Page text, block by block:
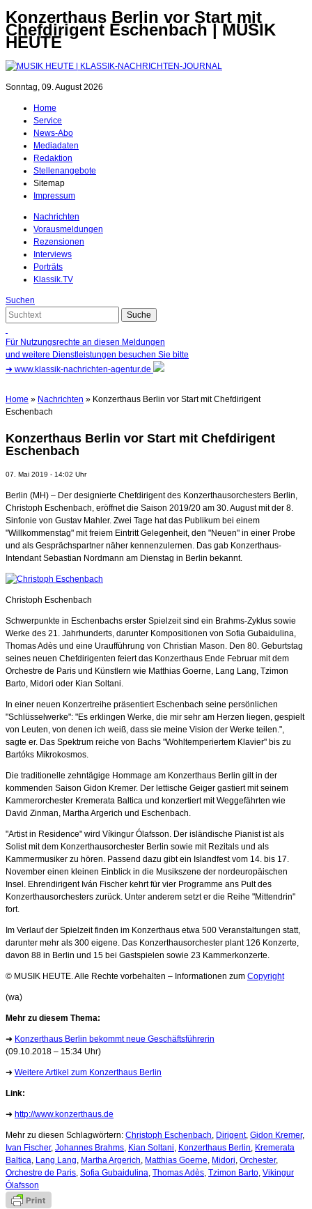
Konzerthaus Berlin vor Start mit
Chefdirigent Eschenbach | MUSIK
HEUTE
Sonntag, 09. August 2026
Home
Service
News-Abo
Mediadaten
Redaktion
Stellenangebote
Sitemap
Impressum
Nachrichten
Vorausmeldungen
Rezensionen
Interviews
Porträts
Klassik.TV
Suchen
Für Nutzungsrechte an diesen Meldungen
und weitere Dienstleistungen besuchen Sie bitte
➜ www.klassik-nachrichten-agentur.de
Home » Nachrichten » Konzerthaus Berlin vor Start mit Chefdirigent
Eschenbach
Konzerthaus Berlin vor Start mit Chefdirigent
Eschenbach
07. Mai 2019 - 14:02 Uhr
Berlin (MH) – Der designierte Chefdirigent des Konzerthausorchesters Berlin,
Christoph Eschenbach, eröffnet die Saison 2019/20 am 30. August mit der 8.
Sinfonie von Gustav Mahler. Zwei Tage hat das Publikum bei einem
"Willkommenstag" mit freiem Eintritt Gelegenheit, den "Neuen" in einer Probe
und als Gesprächspartner näher kennenzulernen. Das gab Konzerthaus-
Intendant Sebastian Nordmann am Dienstag in Berlin bekannt.
Christoph Eschenbach
Schwerpunkte in Eschenbachs erster Spielzeit sind ein Brahms-Zyklus sowie
Werke des 21. Jahrhunderts, darunter Kompositionen von Sofia Gubaidulina,
Thomas Adès und eine Uraufführung von Christian Mason. Den 80. Geburtstag
seines neuen Chefdirigenten feiert das Konzerthaus Ende Februar mit dem
Orchestre de Paris und Künstlern wie Matthias Goerne, Lang Lang, Tzimon
Barto, Midori oder Kian Soltani.
In einer neuen Konzertreihe präsentiert Eschenbach seine persönlichen
"Schlüsselwerke": "Es erklingen Werke, die mir sehr am Herzen liegen, gespielt
von Leuten, von denen ich weiß, dass sie meine Vision der Werke teilen.",
sagte er. Das Spektrum reiche von Bachs "Wohltemperiertem Klavier" bis zu
Bartóks Mikrokosmos.
Die traditionelle zehntägige Hommage am Konzerthaus Berlin gilt in der
kommenden Saison Gidon Kremer. Der lettische Geiger gastiert mit seinem
Kammerorchester Kremerata Baltica und konzertiert mit Weggefährten wie
David Zinman, Martha Argerich und Eschenbach.
"Artist in Residence" wird Víkingur Ólafsson. Der isländische Pianist ist als
Solist mit dem Konzerthausorchester Berlin sowie mit Rezitals und als
Kammermusiker zu hören. Passend dazu gibt ein Islandfest vom 14. bis 17.
November einen kleinen Einblick in die Musikszene der nordeuropäischen
Insel. Ehrendirigent Iván Fischer kehrt für vier Programme ans Pult des
Konzerthausorchesters zurück. Unter anderem setzt er die Reihe "Mittendrin"
fort.
Im Verlauf der Spielzeit finden im Konzerthaus etwa 500 Veranstaltungen statt,
darunter mehr als 300 eigene. Das Konzerthausorchester plant 126 Konzerte,
davon 88 in Berlin und 15 bei Gastspielen sowie 23 Kammerkonzerte.
© MUSIK HEUTE. Alle Rechte vorbehalten – Informationen zum Copyright
(wa)
Mehr zu diesem Thema:
➜ Konzerthaus Berlin bekommt neue Geschäftsführerin
(09.10.2018 – 15:34 Uhr)
➜ Weitere Artikel zum Konzerthaus Berlin
Link:
➜ http://www.konzerthaus.de
Mehr zu diesen Schlagwörtern: Christoph Eschenbach, Dirigent, Gidon Kremer,
Ivan Fischer, Johannes Brahms, Kian Soltani, Konzerthaus Berlin, Kremerata
Baltica, Lang Lang, Martha Argerich, Matthias Goerne, Midori, Orchester,
Orchestre de Paris, Sofia Gubaidulina, Thomas Adès, Tzimon Barto, Vikingur
Ólafsson